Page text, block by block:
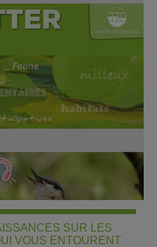
SUR LES
VOUS ENTOURENT